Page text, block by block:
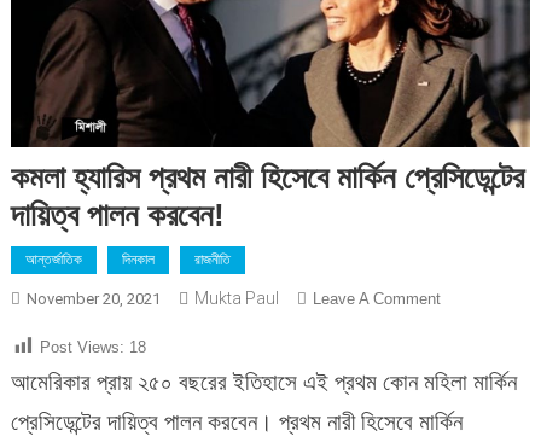
কমলা হ্যারিস প্রথম নারী হিসেবে মার্কিন প্রেসিডেন্টের
দায়িত্ব পালন করবেন!
আন্তর্জাতিক দিনকাল রাজনীতি
November 20, 2021 Mukta Paul Leave A CommentOn
প্রথম
নারী
Post Views: 18
আমেরিকার প্রায় ২৫০ বছরের ইতিহাসে এই প্রথম কোন মহিলা মার্কিন
প্রেসিডেন্টের দায়িত্ব পালন করবেন। প্রথম নারী হিসেবে মার্কিন